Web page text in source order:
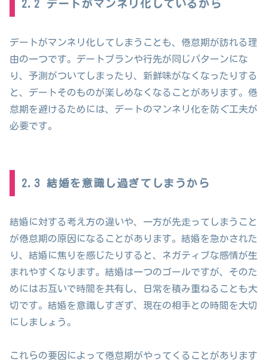
2.2 デートがマンネリ化しているから
デートがマンネリ化してしまうことも、倦怠期が訪れる理
由の一つです。デートプランや行先が同じパターンにな
り、予測がついてしまったり、新鮮味がなくなったりする
と、デートそのものが楽しめなくなることがあります。倦
怠期を避けるためには、デートのマンネリ化を防ぐ工夫が
必要です。
2.3 結婚を意識し過ぎてしまうから
結婚に対する考え方の違いや、一方が先走ってしまうこと
が倦怠期の原因になることがあります。結婚を急かされた
り、結婚に焦りを感じたりすると、ネガティブな感情が生
まれやすくなります。結婚は一つのゴールですが、そのた
めにはお互いで時間を共有し、日常を積み重ねることも大
切です。結婚を意識しすぎず、現在の相手との時間を大切
にしましょう。
これらの要因によって倦怠期がやってくることがあります